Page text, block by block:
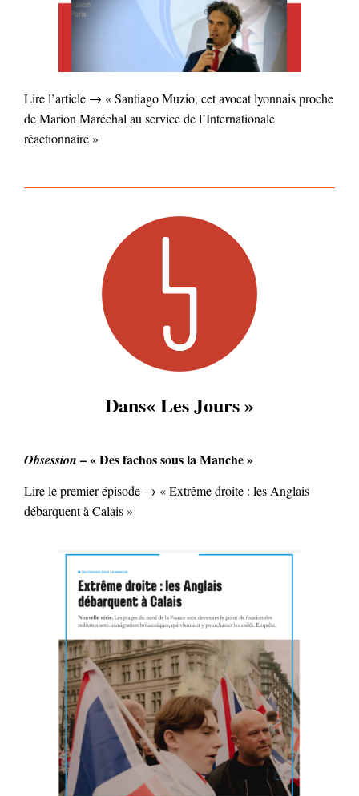
Lire l’article → « Santiago Muzio, cet avocat lyonnais proche
de Marion Maréchal au service de l’Internationale
réactionnaire »
Dans« Les Jours »
Obsession – « Des fachos sous la Manche »
Lire le premier épisode → « Extrême droite : les Anglais
débarquent à Calais »